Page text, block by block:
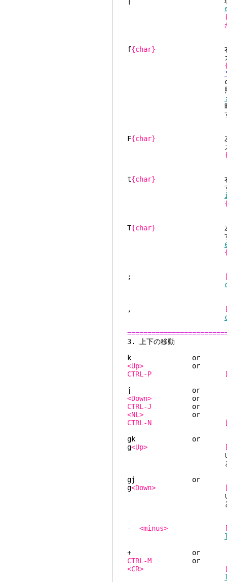
f{char} 右に向
カーソル
composing
照
時
F{char} 左に向
カーソル
t{char} 右に向
す。カー
T{char} 左に向
す。カー
;
,
3. 上
k
<Up>
CTRL-P
j
<Down>
CTRL-J
<NL>
CTRL-N
g<Up>
いる場合とオペレ
と違う動作になり
gj
g<Down>
いる場合とオペレ
と違う動作になり
- <minus>
+
CTRL-M
<CR>